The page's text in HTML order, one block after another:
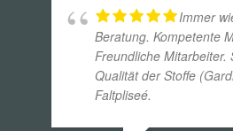
Immer
Beratung. Kompetente
Freundliche Mitarbeiter.
Qualität der Stoffe
Faltpliseé.